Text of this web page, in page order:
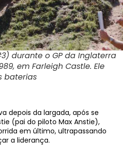
durante o GP da Inglaterra
em Farleigh Castle. Ele
baterias
depois da largada, após se
(pai do piloto Max Anstie),
em último, ultrapassando
a liderança.